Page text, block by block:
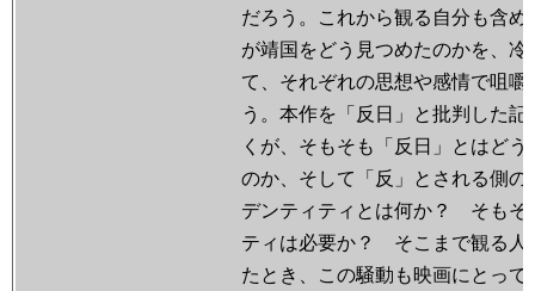
だろう。これから観る自分も含め
が靖国をどう見つめたのかを、
て、それぞれの思想や感情で咀
う。本作を「反日」と批判した
くが、そもそも「反日」とはど
のか、そして「反」とされる側
デンティティとは何か？ そもそ
ティは必要か？ そこまで観る人
たとき、この騒動も映画にとっ